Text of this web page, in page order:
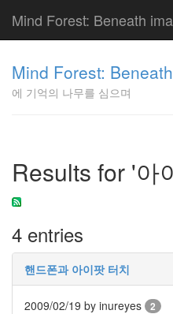
Mind Forest: Beneath
Mind Forest:
에 기억의 나무를 심으며
Results for '아
4 entries
핸드폰과 아이팟 터치
2009/02/19 by inureyes 2
이
의
글
단
상
덕
질
의